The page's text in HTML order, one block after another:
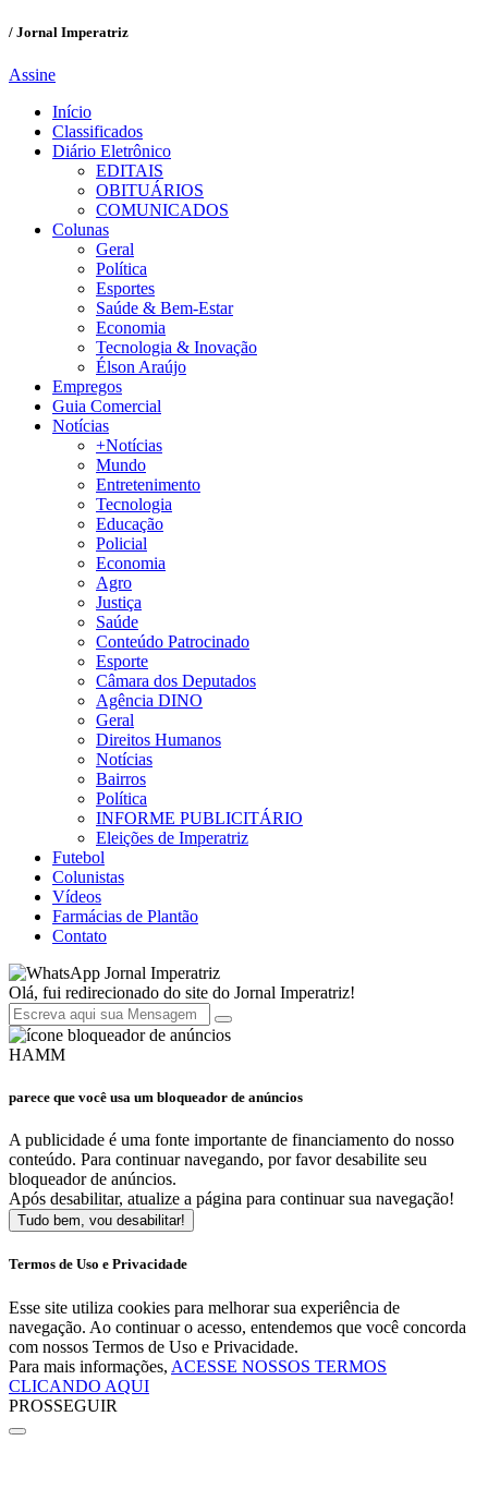
/ Jornal Imperatriz
Assine
Início
Classificados
Diário Eletrônico
EDITAIS
OBITUÁRIOS
COMUNICADOS
Colunas
Geral
Política
Esportes
Saúde & Bem-Estar
Economia
Tecnologia & Inovação
Élson Araújo
Empregos
Guia Comercial
Notícias
+Notícias
Mundo
Entretenimento
Tecnologia
Educação
Policial
Economia
Agro
Justiça
Saúde
Conteúdo Patrocinado
Esporte
Câmara dos Deputados
Agência DINO
Geral
Direitos Humanos
Notícias
Bairros
Política
INFORME PUBLICITÁRIO
Eleições de Imperatriz
Futebol
Colunistas
Vídeos
Farmácias de Plantão
Contato
Jornal Imperatriz
Olá, fui redirecionado do site do Jornal Imperatriz!
HAMM
parece que você usa um bloqueador de anúncios
A publicidade é uma fonte importante de financiamento do nosso
conteúdo. Para continuar navegando, por favor desabilite seu
bloqueador de anúncios.
Após desabilitar, atualize a página para continuar sua navegação!
Tudo bem, vou desabilitar!
Termos de Uso e Privacidade
Esse site utiliza cookies para melhorar sua experiência de
navegação. Ao continuar o acesso, entendemos que você concorda
com nossos Termos de Uso e Privacidade.
Para mais informações, ACESSE NOSSOS TERMOS
CLICANDO AQUI
PROSSEGUIR